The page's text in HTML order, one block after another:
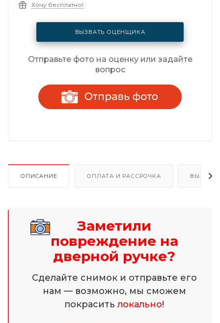
Хочу бесплатно!
ВЫЗВАТЬ ОЦЕНЩИКА
Отправьте фото на оценку или задайте
вопрос
ОПИСАНИЕ ОПЛАТА И РАССРОЧКА ВЫЗОВ
Заметили
повреждение на
дверной ручке?
Сделайте снимок и отправьте его
нам — возможно, мы сможем
покраситьлокально!